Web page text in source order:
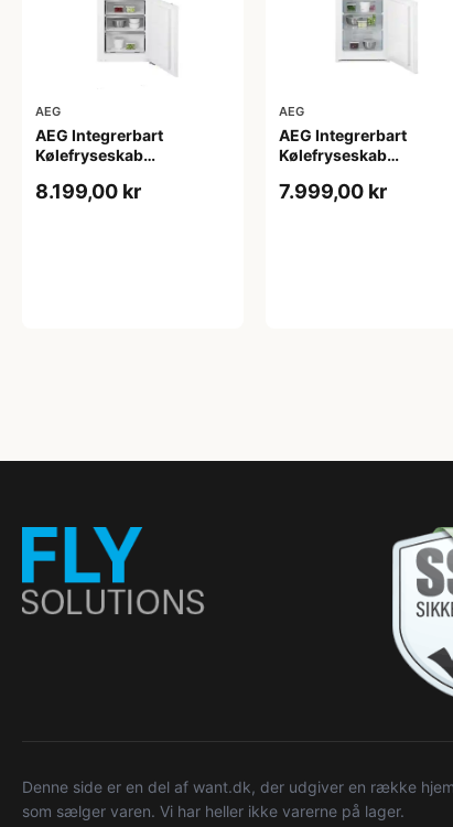
AEG
AEG Integrerbart
Kølefryseskab
garanti
8.199,00 kr
AEG
AEG Integrerbart
Kølefryseskab
garanti
7.999,00 kr
Denne side er en del af want.dk, der udgiver en række
som sælger varen. Vi har heller ikke varerne på lager.